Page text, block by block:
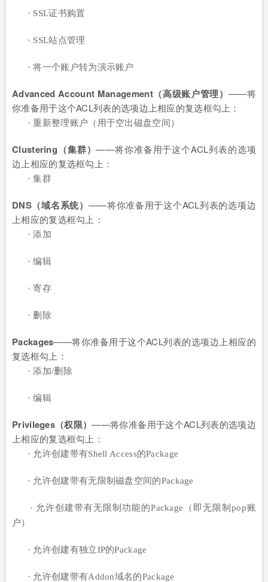
· SSL证书购置
· SSL站点管理
· 将一个账户转为演示账户
Advanced Account Management（高级账户管理） ——将
你准备用于这个ACL列表的选项边上相应的复选框勾上：
· 重新整理账户（用于空出磁盘空间）
Clustering（集群）——将你准备用于这个ACL列表的选项
边上相应的复选框勾上：
· 集群
DNS（域名系统） ——将你准备用于这个ACL列表的选项边
上相应的复选框勾上：
· 添加
· 编辑
· 寄存
· 删除
Packages——将你准备用于这个ACL列表的选项边上相应的
复选框勾上：
· 添加/删除
· 编辑
Privileges（权限）——将你准备用于这个ACL列表的选项边
上相应的复选框勾上：
· 允许创建带有Shell Access的Package
· 允许创建带有无限制磁盘空间的Package
· 允许创建带有无限制功能的Package（即无限制pop账
户）
· 允许创建有独立IP的Package
· 允许创建带有Addon域名的Package